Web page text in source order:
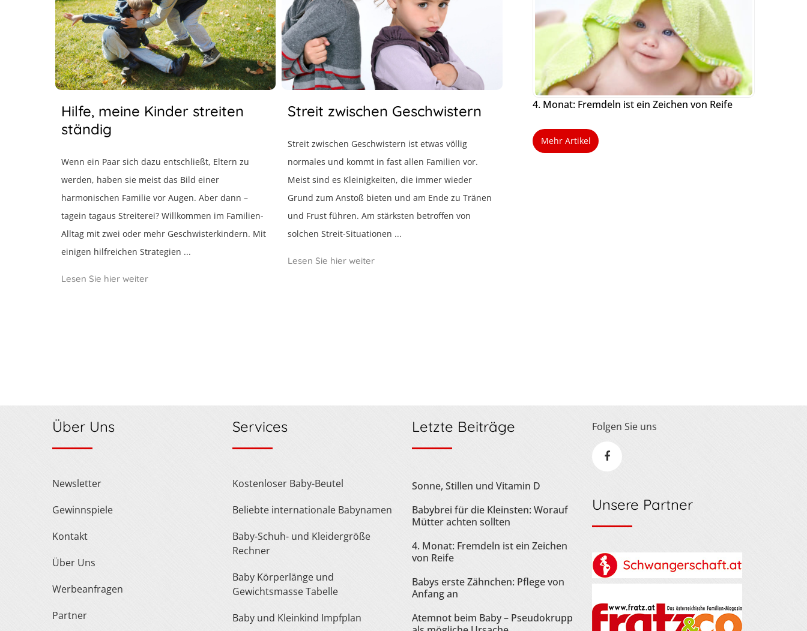
Hilfe, meine Kinder streiten
ständig
Wenn ein Paar sich dazu entschließt, Eltern zu
werden, haben sie meist das Bild einer
harmonischen Familie vor Augen. Aber dann –
tagein tagaus Streiterei? Willkommen im Familien-
Alltag mit zwei oder mehr Geschwisterkindern. Mit
einigen hilfreichen Strategien ...
Lesen Sie hier weiter
Streit zwischen Geschwistern
Streit zwischen Geschwistern ist etwas völlig
normales und kommt in fast allen Familien vor.
Meist sind es Kleinigkeiten, die immer wieder
Grund zum Anstoß bieten und am Ende zu Tränen
und Frust führen. Am stärksten betroffen von
solchen Streit-Situationen ...
Lesen Sie hier weiter
4. Monat: Fremdeln ist ein Zeichen von Reife
Mehr Artikel
Über Uns
Newsletter
Gewinnspiele
Kontakt
Über Uns
Werbeanfragen
Partner
Services
Kostenloser Baby-Beutel
Beliebte internationale Babynamen
Baby-Schuh- und Kleidergröße
Rechner
Baby Körperlänge und
Gewichtsmasse Tabelle
Baby und Kleinkind Impfplan
Letzte Beiträge
Sonne, Stillen und Vitamin D
Babybrei für die Kleinsten: Worauf
Mütter achten sollten
4. Monat: Fremdeln ist ein Zeichen
von Reife
Babys erste Zähnchen: Pflege von
Anfang an
Atemnot beim Baby – Pseudokrupp
Folgen Sie uns
Unsere Partner